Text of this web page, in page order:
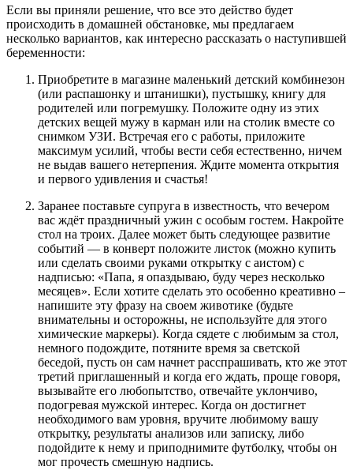
Если вы приняли решение, что все это действо будет
происходить в домашней обстановке, мы предлагаем
несколько вариантов, как интересно рассказать о наступившей
беременности:
Приобретите в магазине маленький детский комбинезон
(или распашонку и штанишки), пустышку, книгу для
родителей или погремушку. Положите одну из этих
детских вещей мужу в карман или на столик вместе со
снимком УЗИ. Встречая его с работы, приложите
максимум усилий, чтобы вести себя естественно, ничем
не выдав вашего нетерпения. Ждите момента открытия
и первого удивления и счастья!
Заранее поставьте супруга в известность, что вечером
вас ждёт праздничный ужин с особым гостем. Накройте
стол на троих. Далее может быть следующее развитие
событий — в конверт положите листок (можно купить
или сделать своими руками открытку с аистом) с
надписью: «Папа, я опаздываю, буду через несколько
месяцев». Если хотите сделать это особенно креативно –
напишите эту фразу на своем животике (будьте
внимательны и осторожны, не используйте для этого
химические маркеры). Когда сядете с любимым за стол,
немного подождите, потяните время за светской
беседой, пусть он сам начнет расспрашивать, кто же этот
третий приглашенный и когда его ждать, проще говоря,
вызывайте его любопытство, отвечайте уклончиво,
подогревая мужской интерес. Когда он достигнет
необходимого вам уровня, вручите любимому вашу
открытку, результаты анализов или записку, либо
подойдите к нему и приподнимите футболку, чтобы он
мог прочесть смешную надпись.